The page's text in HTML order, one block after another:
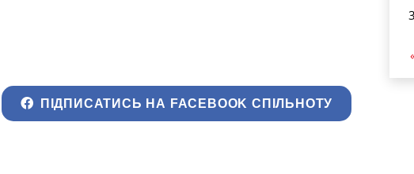
ПІДПИСАТИСЬ НА FACEBOOK СПІЛЬНОТУ